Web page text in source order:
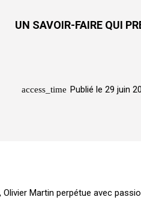
UN SAVOIR-FAIRE QUI
access_time Publié le29 juin
Martin perpétue avec